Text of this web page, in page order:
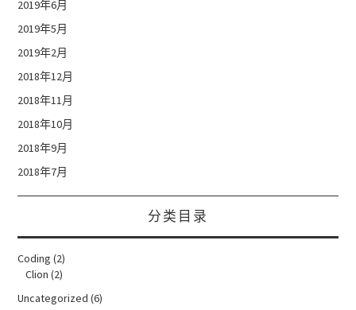
2019年6月
2019年5月
2019年2月
2018年12月
2018年11月
2018年10月
2018年9月
2018年7月
分类目录
Coding (2)
Clion (2)
Uncategorized (6)